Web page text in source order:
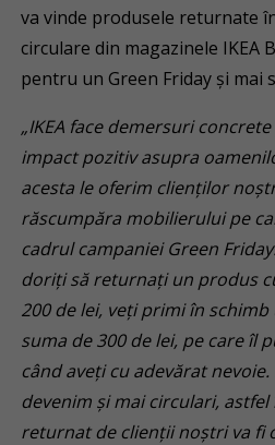
va vinde produsele returnate
circulare din magazinele IKEA
pentru un Green Friday și mai
„IKEA face demersuri
impact pozitiv asupra
acesta le oferim clienților
răscumpăra mobilierului pe
cadrul campaniei Green
doriți să returnați un produs
200 de lei, veți primi în
suma de 300 de lei, pe care îl
când aveți cu adevărat
devenim și mai circulari,
returnat de clienții noștri va fi